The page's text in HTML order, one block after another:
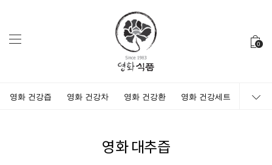
0
영화 건강즙 영화 건강차 영화 건강환 영화 건강세트
영화 대추즙